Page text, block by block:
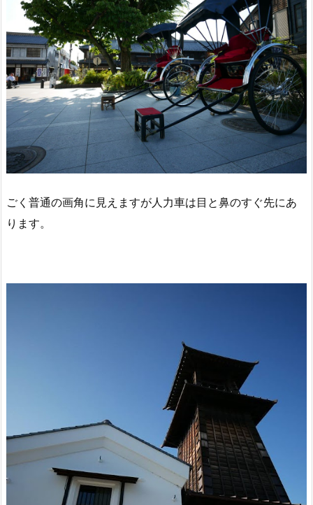
ごく普通の画角に見えますが人力車は目と鼻のすぐ先にあ
ります。